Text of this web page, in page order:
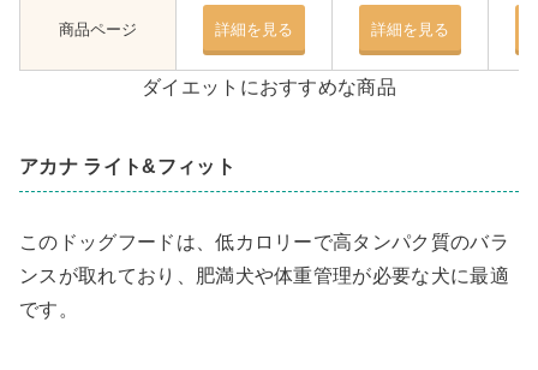
商品ページ 詳細を見る 詳細を見る
ダイエットにおすすめな商品
アカナ ライト&フィット
このドッグフードは、低カロリーで高タンパク質のバラ
ンスが取れており、肥満犬や体重管理が必要な犬に最適
です。